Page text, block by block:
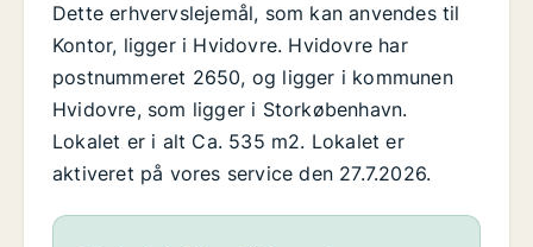
Dette erhvervslejemål, som kan anvendes til
Kontor, ligger i Hvidovre. Hvidovre har
postnummeret 2650, og ligger i kommunen
Hvidovre, som ligger i Storkøbenhavn.
Lokalet er i alt Ca. 535 m2. Lokalet er
aktiveret på vores service den 27.7.2026.